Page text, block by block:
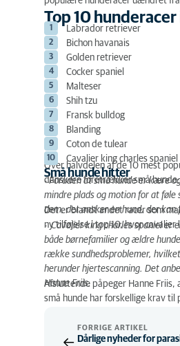
Top 10
Labrador retriever
Bichon havanais
Golden retriever
Cocker spaniel
Malteser
Shih tzu
Fransk bulldog
Blanding
Coton de tulear
Cavalier king charles spaniel
Små hunde hitter
Over halvdelen af de 10 mest
danskere foretrækker små
- Foruden at små hunde er kære
mindre plads og motion for at
dem, der ønsker en hund, der
Det er blandt andet racer som
ny tilføjelse i top-10, hvor
- Cavalier king charles spaniel er
både børnefamilier og ældre
række sundhedsproblemer,
herunder hjertescanning. Det
Hanne Friis.
Afsluttende påpeger Hanne
små hunde har forskellige krav til
FORRIGE ARTIKEL
Dårlige nyheder for